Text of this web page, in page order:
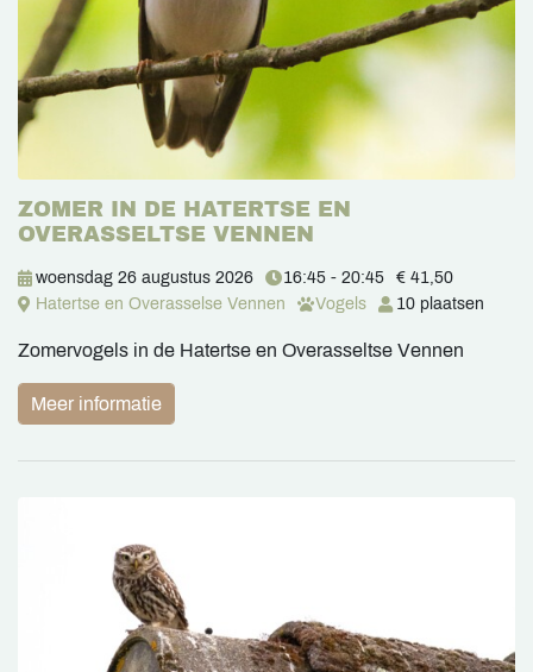
ZOMER IN DE HATERTSE EN
OVERASSELTSE VENNEN
woensdag 26 augustus 2026 16:45 - 20:45
€ 41,50
Hatertse en Overasselse Vennen
Vogels 10 plaatsen
Zomervogels in de Hatertse en Overasseltse Vennen
Meer informatie